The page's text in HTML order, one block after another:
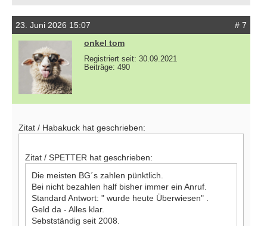
23. Juni 2026 15:07
# 7
onkel tom
Registriert seit: 30.09.2021
Beiträge: 490
Zitat / Habakuck hat geschrieben:
Zitat / SPETTER hat geschrieben:
Die meisten BG´s zahlen pünktlich.
Bei nicht bezahlen half bisher immer ein Anruf.
Standard Antwort: " wurde heute Überwiesen" .
Geld da - Alles klar.
Sebstständig seit 2008.